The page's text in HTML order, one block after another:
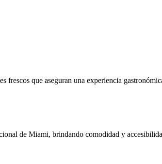
frescos que aseguran una experiencia
de Miami, brindando comodidad y